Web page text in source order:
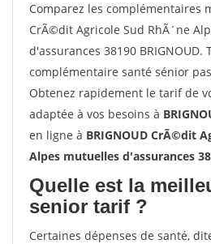
Comparez les complémentaires
CrÃ©dit Agricole Sud RhÃ´ne
d'assurances 38190 BRIGNOUD.
complémentaire santé sénior
Obtenez rapidement le tarif de
adaptée à vos besoins à
en ligne à BRIGNOUD CrÃ©dit
Alpes mutuelles d'assurances
Quelle est la
senior tarif ?
Certaines dépenses de santé,